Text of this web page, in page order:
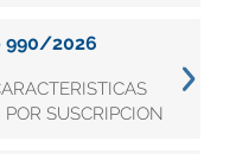
990/2026
SUSCRIPCION